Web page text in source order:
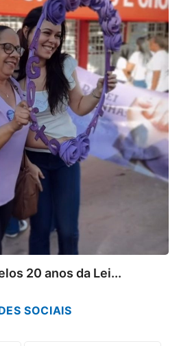
PARACATU E REGIÃO
Projeto CUTUCAR abre
7 de agosto de 2026
SOCIAIS